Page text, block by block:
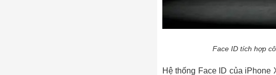
Face ID tích hợp
Hệ thống Face ID của iPhone